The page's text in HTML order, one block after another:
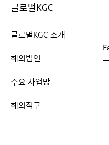
글로벌KGC
글로벌KGC 소개
해외법인
주요 사업망
해외직구